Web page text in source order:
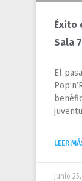
Éxito
Sala 7
El
LEER
junio